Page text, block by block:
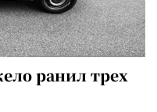
ранил трех